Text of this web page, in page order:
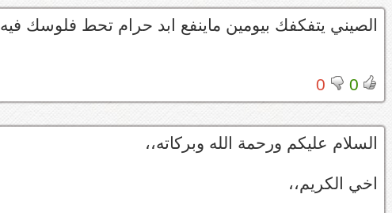
الصيني يتفكفك بيومين ماينفع ابد حرام تحط فلوسك فيه
0
0
السلام عليكم ورحمة الله وبركاته،،
اخي الكريم،،